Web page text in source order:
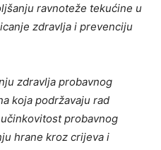
ravnoteže tekućine u
zdravlja i prevenciju
zdravlja probavnog
koja podržavaju rad
probavnog
hrane kroz crijeva i